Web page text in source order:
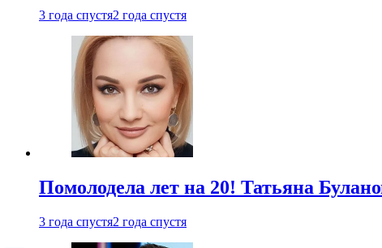
3 года спустя2 года спустя
Помолодела лет на 20! Татьяна
3 года спустя2 года спустя